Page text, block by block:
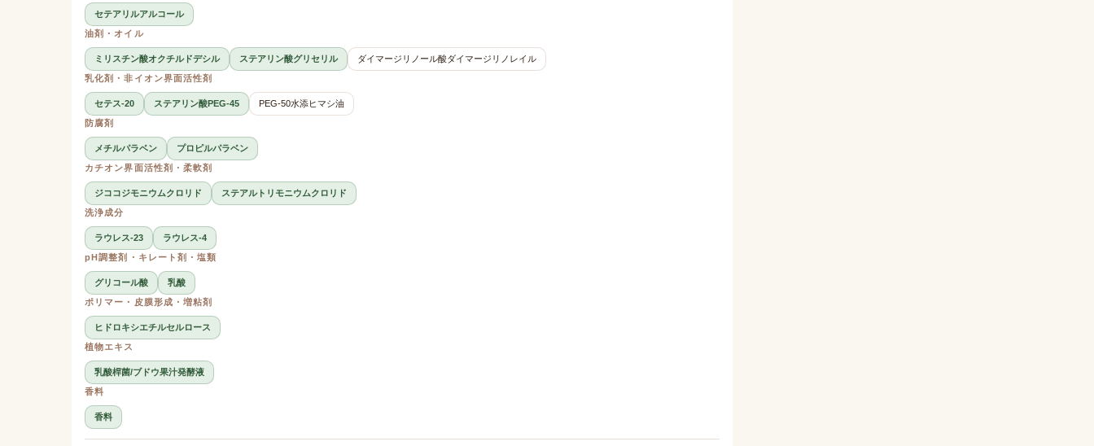
セテアリルアルコール
油剤・オイル
ミリスチン酸オクチルドデシル ステアリン酸グリセリル
ダイマージリノール酸ダイマージリノレイル
乳化剤・非イオン界面活性剤
セテス-20 ステアリン酸PEG-45
PEG-50水添ヒマシ油
防腐剤
メチルパラベン
プロピルパラベン
カチオン界面活性剤・柔軟剤
ジココジモニウムクロリド
ステアルトリモニウムクロリド
洗浄成分
ラウレス-23
ラウレス-4
pH調整剤・キレート剤・塩類
グリコール酸
乳酸
ポリマー・皮膜形成・増粘剤
ヒドロキシエチルセルロース
植物エキス
乳酸桿菌/ブドウ果汁発酵液
香料
香料